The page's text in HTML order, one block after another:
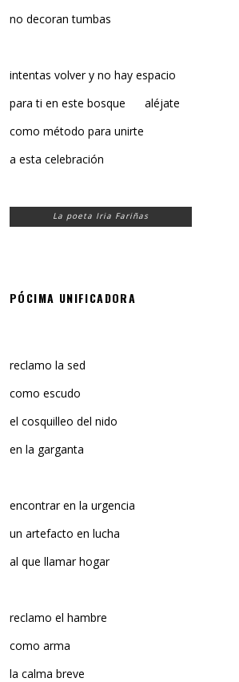
no decoran tumbas
intentas volver y no hay espacio
para ti en este bosque aléjate
como método para unirte
a esta celebración
La poeta Iria Fariñas
PÓCIMA UNIFICADORA
reclamo la sed
como escudo
el cosquilleo del nido
en la garganta
encontrar en la urgencia
un artefacto en lucha
al que llamar hogar
reclamo el hambre
como arma
la calma breve